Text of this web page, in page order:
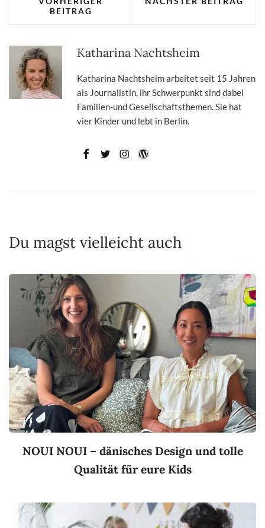
BEITRAG
Katharina Nachtsheim
Katharina Nachtsheim arbeitet seit 15 Jahren
als Journalistin, ihr Schwerpunkt sind dabei
Familien-und Gesellschaftsthemen. Sie hat
vier Kinder und lebt in Berlin.
Du magst vielleicht auch
NOUI NOUI – dänisches Design und tolle
Qualität für eure Kids